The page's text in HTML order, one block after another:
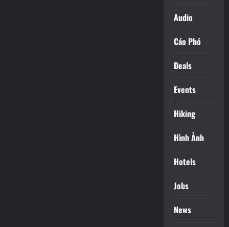
Audio
Cáo Phó
Deals
Events
Hiking
Hình Ảnh
Hotels
Jobs
News